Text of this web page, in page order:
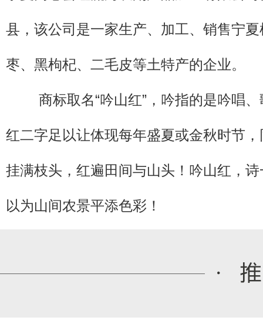
县，该公司是一家生产、加工、销售宁
枣、黑枸杞、二毛皮等土特产的企业。
商标取名“吟山红”，吟指的是吟唱、
红二字足以让体现每年盛夏或金秋时节
挂满枝头，红遍田间与山头！吟山红，
以为山间农景平添色彩！